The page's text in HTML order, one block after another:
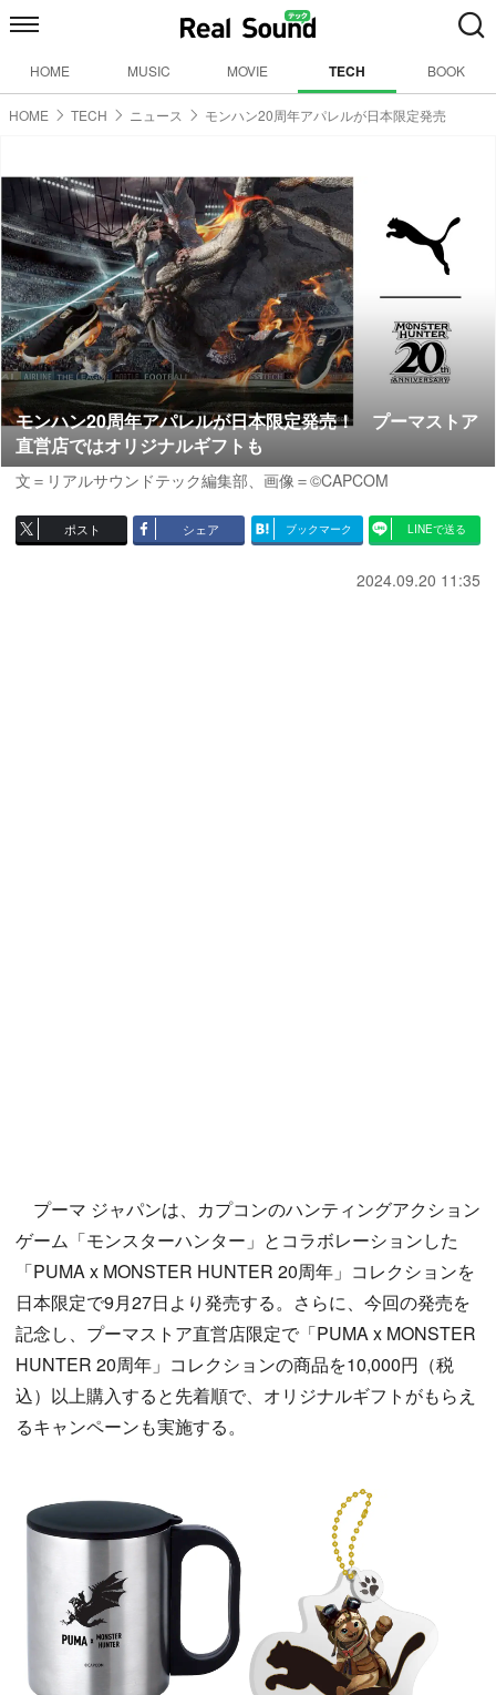
HOME MUSIC MOVIE TECH BOOK
HOME TECH ニュース モンハン20周年アパレルが日本限定発売
モンハン20周年アパレルが日本限定発売！ プーマストア
直営店ではオリジナルギフトも
文＝リアルサウンドテック編集部、画像＝©CAPCOM
ポスト シェア ブックマーク LINEで送る
2024.09.20 11:35
プーマ ジャパンは、カプコンのハンティングアクション
ゲーム「モンスターハンター」とコラボレーションした
「PUMA x MONSTER HUNTER 20周年」コレクションを
日本限定で9月27日より発売する。さらに、今回の発売を
記念し、プーマストア直営店限定で「PUMA x MONSTER
HUNTER 20周年」コレクションの商品を10,000円（税
込）以上購入すると先着順で、オリジナルギフトがもらえ
るキャンペーンも実施する。